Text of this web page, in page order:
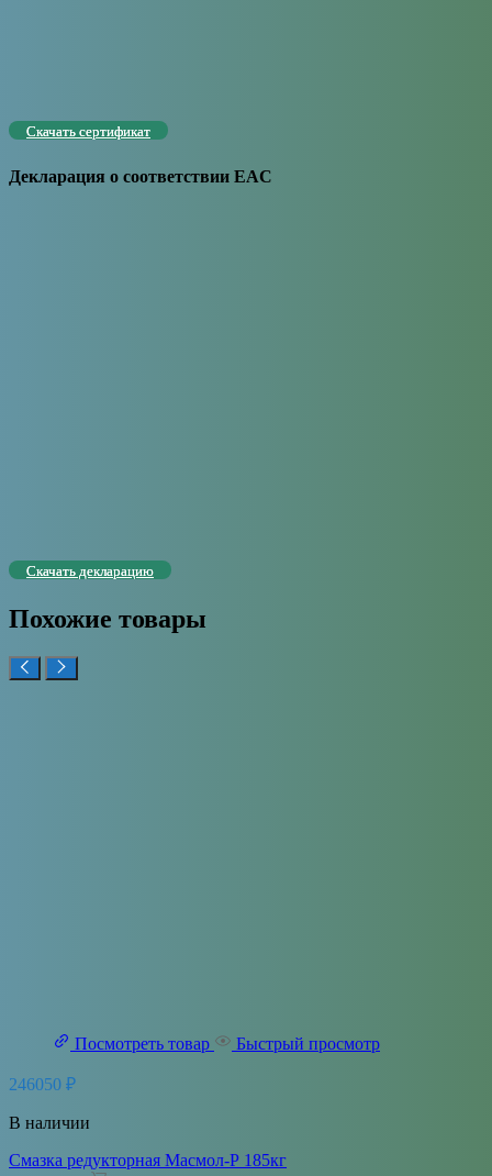
Скачать сертификат
Декларация о соответствии EAC
Скачать декларацию
Похожие товары
Посмотреть товар Быстрый просмотр
246050 ₽
В наличии
Cмазка редукторная Масмол-Р 185кг